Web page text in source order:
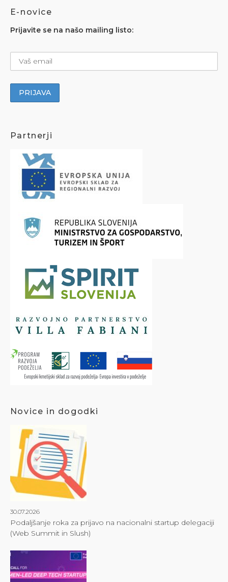
E-novice
Prijavite se na našo mailing listo:
Partnerji
Novice in dogodki
30.07.2026
Podaljšanje roka za prijavo na nacionalni startup delegaciji
(Web Summit in Slush)